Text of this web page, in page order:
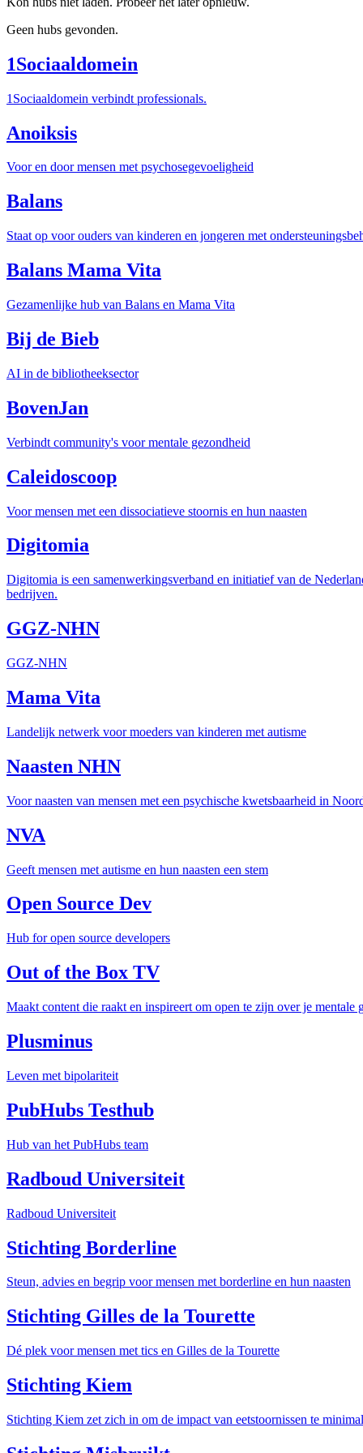
Geen hubs gevonden.
1Sociaaldomein
1Sociaaldomein verbindt professionals.
Anoiksis
Voor en door mensen met psychosegevoeligheid
Balans
Staat op voor ouders van kinderen en jongeren met
Balans Mama Vita
Gezamenlijke hub van Balans en Mama Vita
Bij de Bieb
AI in de bibliotheeksector
BovenJan
Verbindt community's voor mentale gezondheid
Caleidoscoop
Voor mensen met een dissociatieve stoornis en hun naasten
Digitomia
Digitomia is een samenwerkingsverband en initiatief van de
bedrijven.
GGZ-NHN
GGZ-NHN
Mama Vita
Landelijk netwerk voor moeders van kinderen met autisme
Naasten NHN
Voor naasten van mensen met een psychische kwetsbaarheid in
NVA
Geeft mensen met autisme en hun naasten een stem
Open Source Dev
Hub for open source developers
Out of the Box TV
Maakt content die raakt en inspireert om open te zijn over je mentale
Plusminus
Leven met bipolariteit
PubHubs Testhub
Hub van het PubHubs team
Radboud Universiteit
Radboud Universiteit
Stichting Borderline
Steun, advies en begrip voor mensen met borderline en hun naasten
Stichting Gilles de la Tourette
Dé plek voor mensen met tics en Gilles de la Tourette
Stichting Kiem
Stichting Kiem zet zich in om de impact van eetstoornissen te